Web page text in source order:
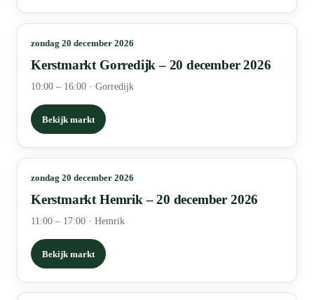
zondag 20 december 2026
Kerstmarkt Gorredijk – 20 december 2026
10:00 – 16:00 · Gorredijk
Bekijk markt
zondag 20 december 2026
Kerstmarkt Hemrik – 20 december 2026
11:00 – 17:00 · Hemrik
Bekijk markt